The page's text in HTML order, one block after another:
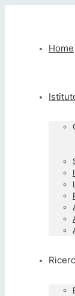
Home